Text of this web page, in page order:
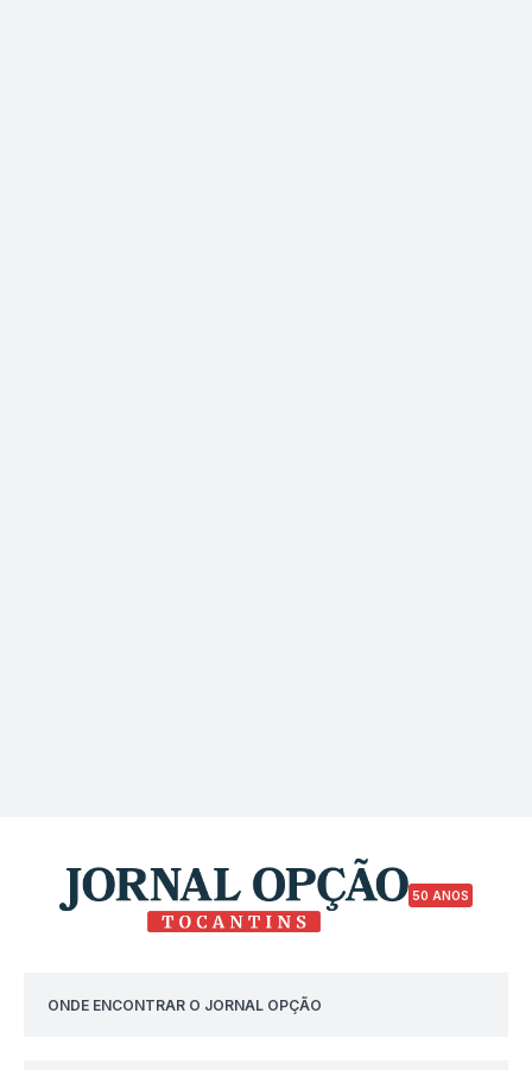
50 ANOS
ONDE ENCONTRAR O JORNAL OPÇÃO